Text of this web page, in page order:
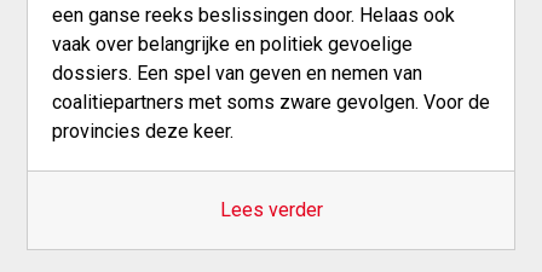
een ganse reeks beslissingen door. Helaas ook
vaak over belangrijke en politiek gevoelige
dossiers. Een spel van geven en nemen van
coalitiepartners met soms zware gevolgen. Voor de
provincies deze keer.
Lees verder